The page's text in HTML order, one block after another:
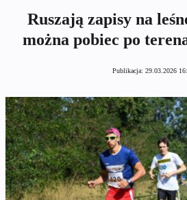
Ruszają zapisy na
można pobiec po
Publikacja: 29.03.2026